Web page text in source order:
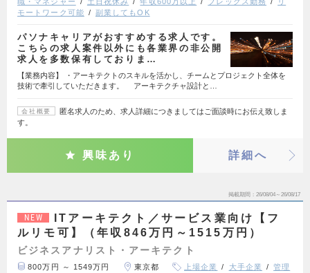
モートワーク可能
副業してもOK
パソナキャリアがおすすめする求人です。
こちらの求人案件以外にも各業界の非公開
求人を多数保有しておりま…
【業務内容】 ・アーキテクトのスキルを活かし、チームとプロジェクト全体を
技術で牽引していただきます。 アーキテクチャ設計と…
会社概要
匿名求人のため、求人詳細につきましてはご面談時にお伝え致しま
す。
興味あり 詳細へ
掲載期間 26/08/04～26/08/17
NEW
ITアーキテクト／サービス業向け【フ
ルリモ可】（年収846万円～1515万円）
ビジネスアナリスト・アーキテクト
800万円 ～ 1549万円 東京都 上場企業 大手企業
管理